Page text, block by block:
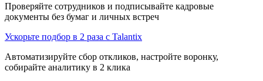
Проверяйте сотрудников и подписывайте кадровые
документы без бумаг и личных встреч
Ускорьте подбор в 2 раза с Talantix
Автоматизируйте сбор откликов, настройте воронку,
собирайте аналитику в 2 клика